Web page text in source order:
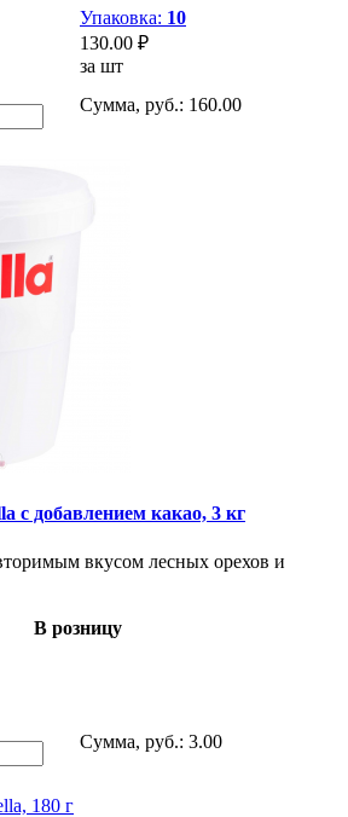
Упаковка: 10
130.00 ₽
за шт
Сумма, руб.: 160.00
с добавлением какао, 3 кг
вкусом лесных орехов и
В розницу
Сумма, руб.: 3.00